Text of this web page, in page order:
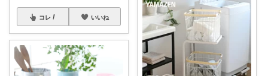
コレ いいね